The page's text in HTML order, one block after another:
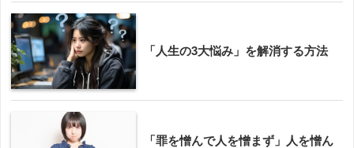
「人生の3大悩み」を解消する方法
「罪を憎んで人を憎まず」人を憎ん